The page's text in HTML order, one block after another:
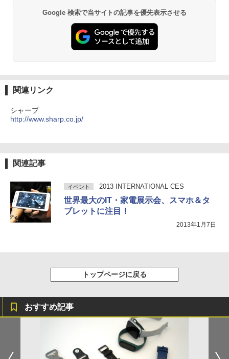
Google 検索で当サイトの記事を優先表示させる
関連リンク
シャープ
http://www.sharp.co.jp/
関連記事
イベント 2013 INTERNATIONAL CES
世界最大のIT・家電展示会、スマホ＆タ
ブレットに注目！
2013年1月7日
トップページに戻る
おすすめ記事